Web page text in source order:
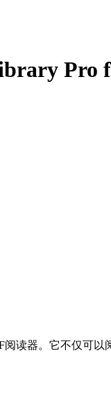
Pro
阅读器。它不仅可以